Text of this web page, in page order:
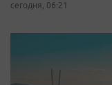
сегодня, 06:21